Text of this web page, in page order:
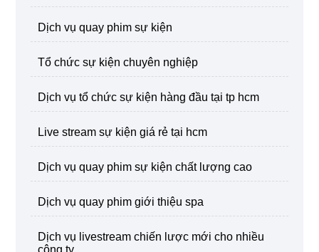
dịch vụ quay phim sự kiện
tổ chức sự kiện chuyên nghiệp
dịch vụ tổ chức sự kiện hàng đầu tại tp hcm
live stream sự kiện giá rẻ tại hcm
dịch vụ quay phim sự kiện chất lượng cao
dịch vụ quay phim giới thiệu spa
dịch vụ livestream chiến lược mới cho nhiều